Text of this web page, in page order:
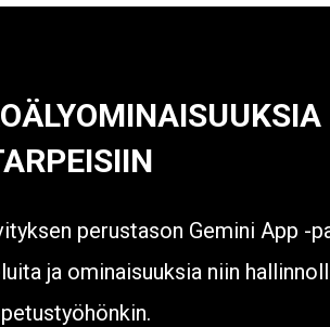
perustason Gemini App -
ja ominaisuuksia niin